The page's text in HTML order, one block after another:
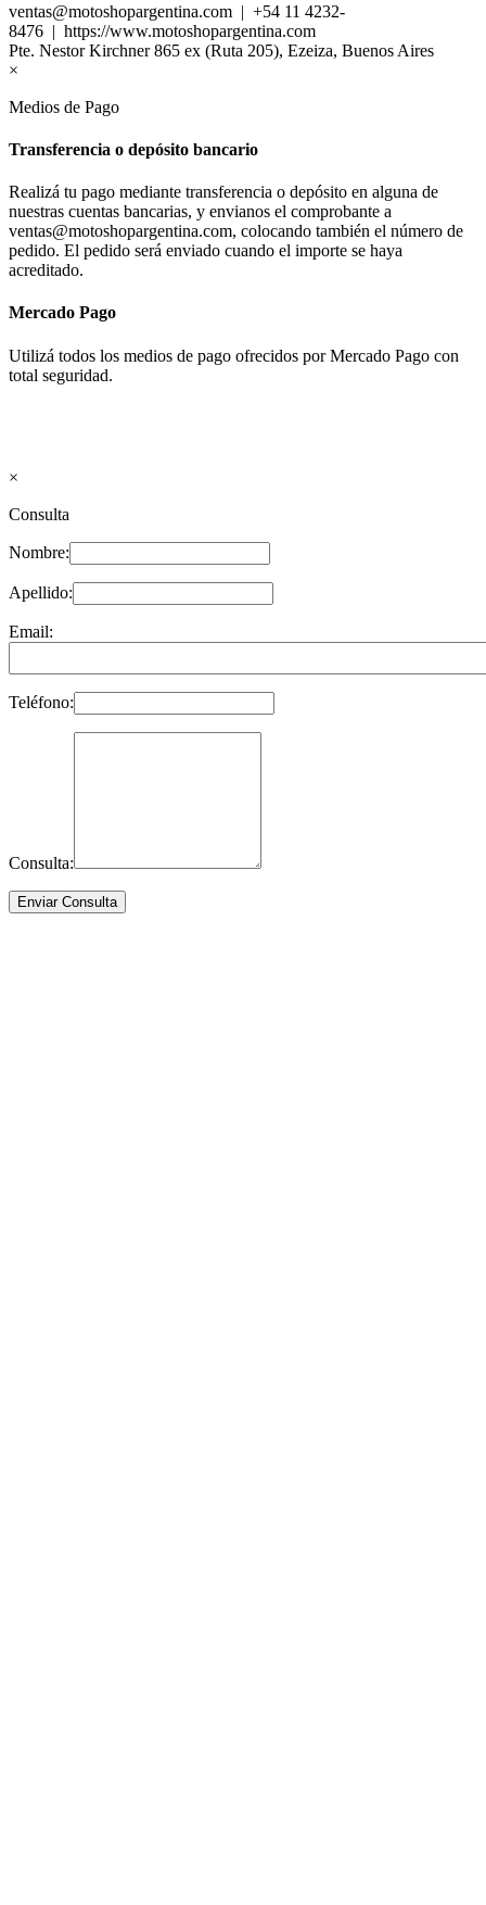
ventas@motoshopargentina.com | +54 11 4232-
8476 | https://www.motoshopargentina.com
Pte. Nestor Kirchner 865 ex (Ruta 205), Ezeiza, Buenos Aires
×
Medios de Pago
Transferencia o depósito bancario
Realizá tu pago mediante transferencia o depósito en alguna de
nuestras cuentas bancarias, y envianos el comprobante a
ventas@motoshopargentina.com, colocando también el número de
pedido. El pedido será enviado cuando el importe se haya
acreditado.
Mercado Pago
Utilizá todos los medios de pago ofrecidos por Mercado Pago con
total seguridad.
×
Consulta
Nombre:
Apellido:
Email:
Teléfono:
Consulta: